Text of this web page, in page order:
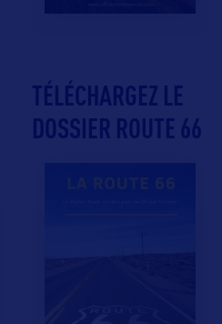
TÉLÉCHARGEZ LE
DOSSIER ROUTE 66